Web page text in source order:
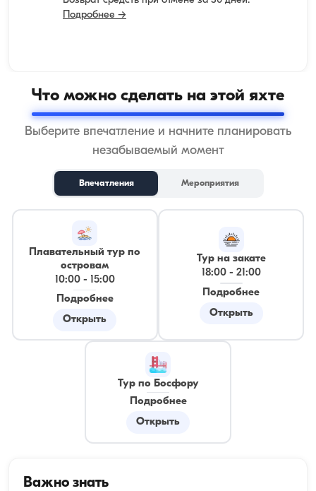
Подробнее →
Что можно сделать на этой яхте
Выберите впечатление и начните планировать
незабываемый момент
Впечатления Мероприятия
Плавательный тур по
островам
10:00-
15:00
Подробнее
Открыть
Тур на закате
18:00- 21:00
Подробнее
Открыть
Тур по Босфору
Подробнее
Открыть
Важно знать